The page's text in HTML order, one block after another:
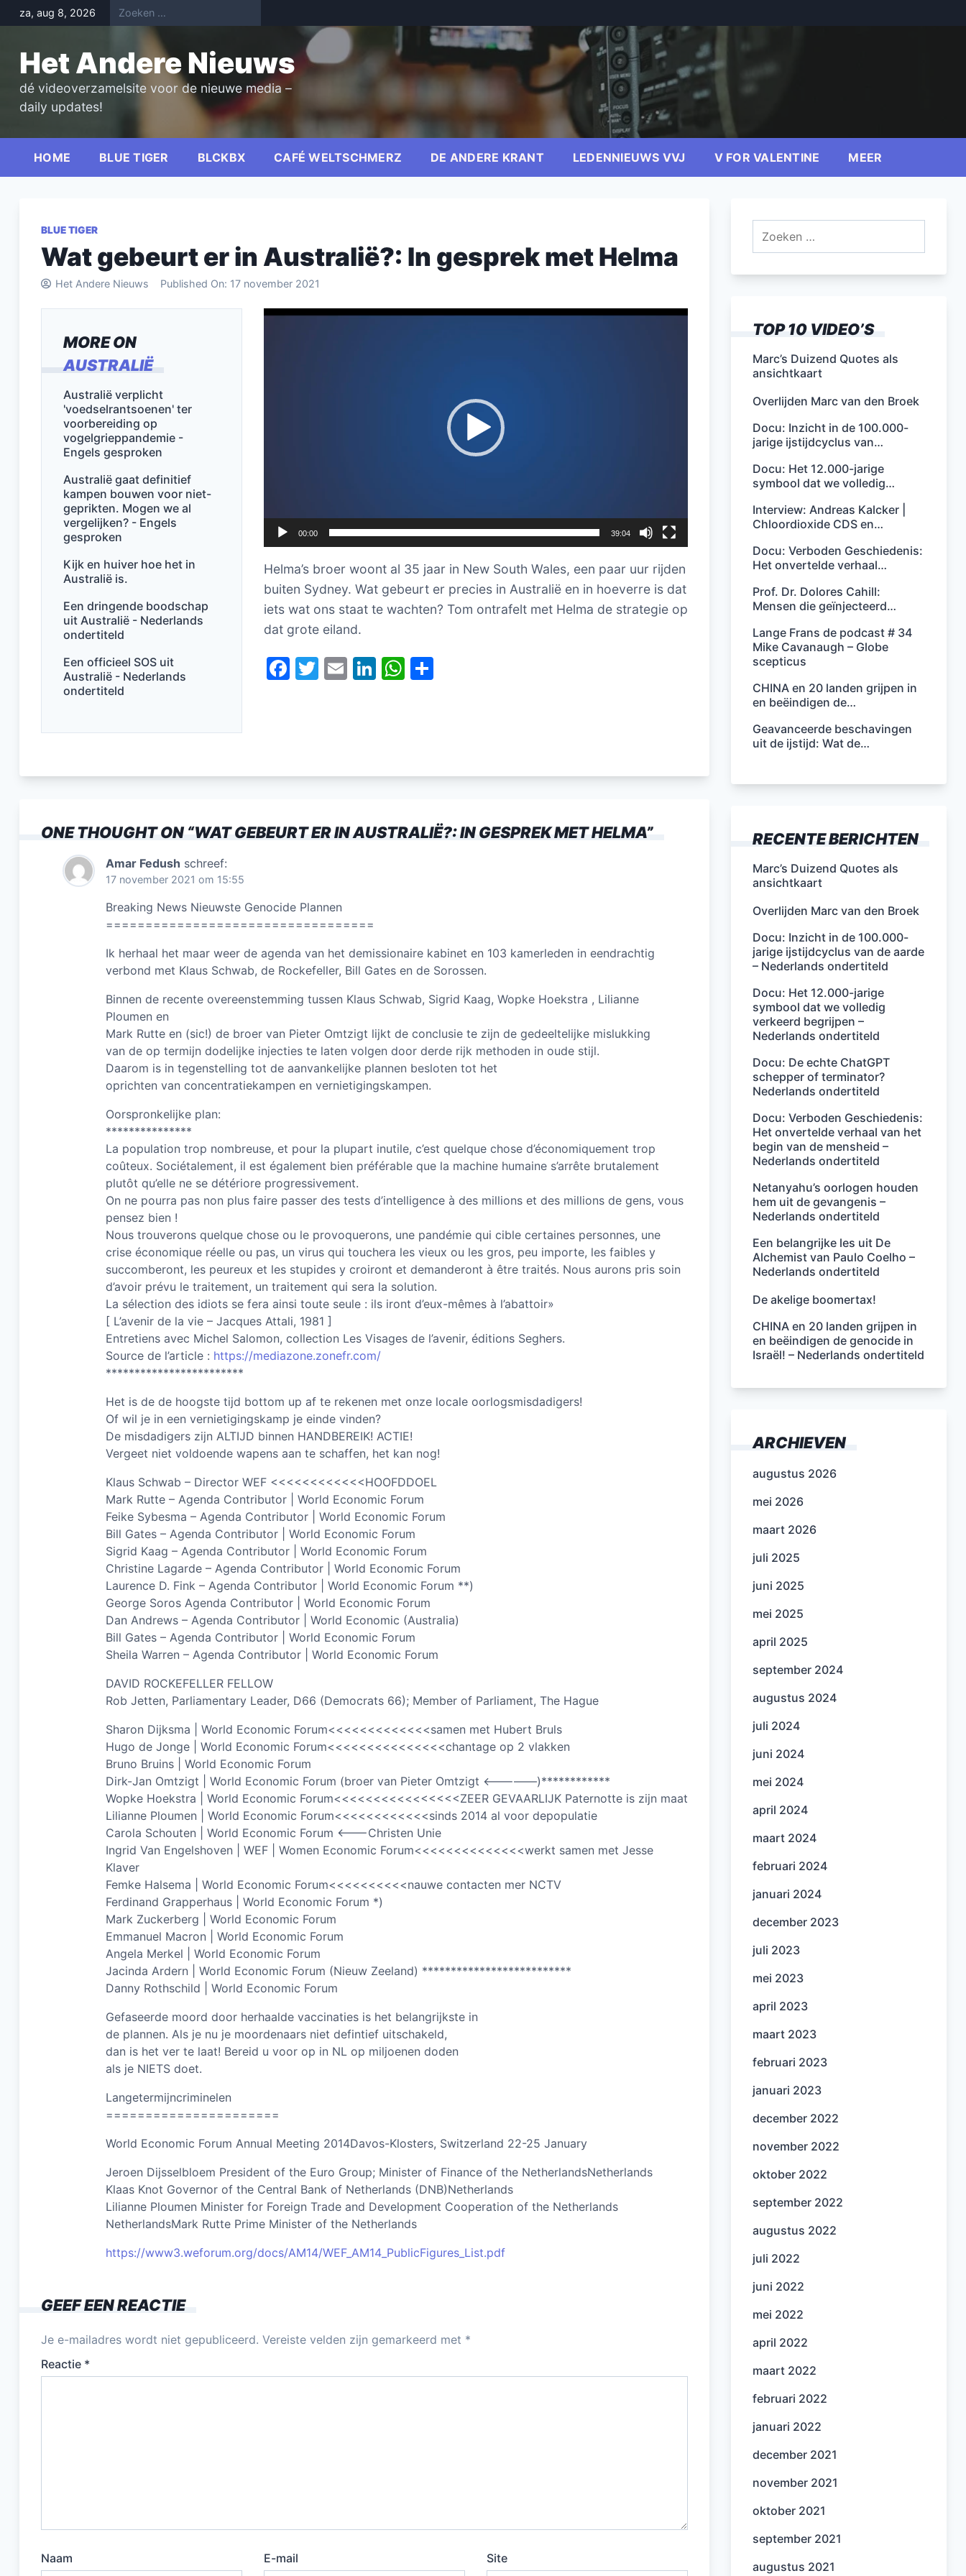
Skip
to
za, aug 8, 2026
Het Andere Nieuws
dé videoverzamelsite voor de nieuwe media –
daily updates!
HOME BLUE TIGER BLCKBX CAFÉ WELTSCHMERZ DE ANDERE KRANT LEDENNIEUWS VVJ V FOR VALENTINE MEER
BLUE TIGER
Wat gebeurt er in Australië?: In gesprek met Helma
Het Andere Nieuws Published On: 17 november 2021
MORE ON
AUSTRALIË
Australië verplicht
'voedselrantsoenen' ter
voorbereiding op
vogelgrieppandemie -
Engels gesproken
Australië gaat definitief
kampen bouwen voor niet-
geprikten. Mogen we al
vergelijken? - Engels
gesproken
Kijk en huiver hoe het in
Australië is.
Een dringende boodschap
uit Australië - Nederlands
ondertiteld
Een officieel SOS uit
Australië - Nederlands
ondertiteld
Videospeler
00:00 39:04
Helma’s broer woont al 35 jaar in New South Wales, een paar uur rijden
buiten Sydney. Wat gebeurt er precies in Australië en in hoeverre is dat
iets wat ons staat te wachten? Tom ontrafelt met Helma de strategie op
dat grote eiland.
F
o
k
T
E
Li
n
W
p
ONE THOUGHT ON “WAT GEBEURT ER IN AUSTRALIË?: IN GESPREK MET HELMA”
Amar Fedush schreef:
17 november 2021 om 15:55
Breaking News Nieuwste Genocide Plannen
==================================
Ik herhaal het maar weer de agenda van het demissionaire kabinet en 103 kamerleden in eendrachtig
verbond met Klaus Schwab, de Rockefeller, Bill Gates en de Sorossen.
Binnen de recente overeenstemming tussen Klaus Schwab, Sigrid Kaag, Wopke Hoekstra , Lilianne
Ploumen en
Mark Rutte en (sic!) de broer van Pieter Omtzigt lijkt de conclusie te zijn de gedeeltelijke mislukking
van de op termijn dodelijke injecties te laten volgen door derde rijk methoden in oude stijl.
Daarom is in tegenstelling tot de aanvankelijke plannen besloten tot het
oprichten van concentratiekampen en vernietigingskampen.
Oorspronkelijke plan:
***************
La population trop nombreuse, et pour la plupart inutile, c’est quelque chose d’économiquement trop
coûteux. Sociétalement, il est également bien préférable que la machine humaine s’arrête brutalement
plutôt qu’elle ne se détériore progressivement.
On ne pourra pas non plus faire passer des tests d’intelligence à des millions et des millions de gens, vous
pensez bien !
Nous trouverons quelque chose ou le provoquerons, une pandémie qui cible certaines personnes, une
crise économique réelle ou pas, un virus qui touchera les vieux ou les gros, peu importe, les faibles y
succomberont, les peureux et les stupides y croiront et demanderont à être traités. Nous aurons pris soin
d’avoir prévu le traitement, un traitement qui sera la solution.
La sélection des idiots se fera ainsi toute seule : ils iront d’eux-mêmes à l’abattoir»
[ L’avenir de la vie – Jacques Attali, 1981 ]
Entretiens avec Michel Salomon, collection Les Visages de l’avenir, éditions Seghers.
Source de l’article : https://mediazone.zonefr.com/
************************
Het is de de hoogste tijd bottom up af te rekenen met onze locale oorlogsmisdadigers!
Of wil je in een vernietigingskamp je einde vinden?
De misdadigers zijn ALTIJD binnen HANDBEREIK! ACTIE!
Vergeet niet voldoende wapens aan te schaffen, het kan nog!
Klaus Schwab – Director WEF <<<<<<<<<<<<HOOFDDOEL
Mark Rutte – Agenda Contributor | World Economic Forum
Feike Sybesma – Agenda Contributor | World Economic Forum
Bill Gates – Agenda Contributor | World Economic Forum
Sigrid Kaag – Agenda Contributor | World Economic Forum
Christine Lagarde – Agenda Contributor | World Economic Forum
Laurence D. Fink – Agenda Contributor | World Economic Forum **)
George Soros Agenda Contributor | World Economic Forum
Dan Andrews – Agenda Contributor | World Economic (Australia)
Bill Gates – Agenda Contributor | World Economic Forum
Sheila Warren – Agenda Contributor | World Economic Forum
DAVID ROCKEFELLER FELLOW
Rob Jetten, Parliamentary Leader, D66 (Democrats 66); Member of Parliament, The Hague
Sharon Dijksma | World Economic Forum<<<<<<<<<<<<<samen met Hubert Bruls
Hugo de Jonge | World Economic Forum<<<<<<<<<<<<<<<chantage op 2 vlakken
Bruno Bruins | World Economic Forum
Dirk-Jan Omtzigt | World Economic Forum (broer van Pieter Omtzigt <—————)************
Wopke Hoekstra | World Economic Forum<<<<<<<<<<<<<<<<ZEER GEVAARLIJK Paternotte is zijn maat
Lilianne Ploumen | World Economic Forum<<<<<<<<<<<<sinds 2014 al voor depopulatie
Carola Schouten | World Economic Forum <——-Christen Unie
Ingrid Van Engelshoven | WEF | Women Economic Forum<<<<<<<<<<<<<<werkt samen met Jesse
Klaver
Femke Halsema | World Economic Forum<<<<<<<<<<nauwe contacten mer NCTV
Ferdinand Grapperhaus | World Economic Forum *)
Mark Zuckerberg | World Economic Forum
Emmanuel Macron | World Economic Forum
Angela Merkel | World Economic Forum
Jacinda Ardern | World Economic Forum (Nieuw Zeeland) **************************
Danny Rothschild | World Economic Forum
Gefaseerde moord door herhaalde vaccinaties is het belangrijkste in
de plannen. Als je nu je moordenaars niet defintief uitschakeld,
dan is het ver te laat! Bereid u voor op in NL op miljoenen doden
als je NIETS doet.
Langetermijncriminelen
======================
World Economic Forum Annual Meeting 2014Davos-Klosters, Switzerland 22-25 January
Jeroen Dijsselbloem President of the Euro Group; Minister of Finance of the NetherlandsNetherlands
Klaas Knot Governor of the Central Bank of Netherlands (DNB)Netherlands
Lilianne Ploumen Minister for Foreign Trade and Development Cooperation of the Netherlands
NetherlandsMark Rutte Prime Minister of the Netherlands
https://www3.weforum.org/docs/AM14/WEF_AM14_PublicFigures_List.pdf
GEEF EEN REACTIE
Je e-mailadres wordt niet gepubliceerd. Vereiste velden zijn gemarkeerd met *
Reactie *
Naam E-mail Site
TOP 10 VIDEO’S
Marc’s Duizend Quotes als
ansichtkaart
Overlijden Marc van den Broek
Docu: Inzicht in de 100.000-
jarige ijstijdcyclus van…
Docu: Het 12.000-jarige
symbool dat we volledig…
Interview: Andreas Kalcker |
Chloordioxide CDS en…
Docu: Verboden Geschiedenis:
Het onvertelde verhaal…
Prof. Dr. Dolores Cahill:
Mensen die geïnjecteerd…
Lange Frans de podcast # 34
Mike Cavanaugh – Globe
scepticus
CHINA en 20 landen grijpen in
en beëindigen de…
Geavanceerde beschavingen
uit de ijstijd: Wat de…
RECENTE BERICHTEN
Marc’s Duizend Quotes als
ansichtkaart
Overlijden Marc van den Broek
Docu: Inzicht in de 100.000-
jarige ijstijdcyclus van de aarde
– Nederlands ondertiteld
Docu: Het 12.000-jarige
symbool dat we volledig
verkeerd begrijpen –
Nederlands ondertiteld
Docu: De echte ChatGPT
schepper of terminator?
Nederlands ondertiteld
Docu: Verboden Geschiedenis:
Het onvertelde verhaal van het
begin van de mensheid –
Nederlands ondertiteld
Netanyahu’s oorlogen houden
hem uit de gevangenis –
Nederlands ondertiteld
Een belangrijke les uit De
Alchemist van Paulo Coelho –
Nederlands ondertiteld
De akelige boomertax!
CHINA en 20 landen grijpen in
en beëindigen de genocide in
Israël! – Nederlands ondertiteld
ARCHIEVEN
augustus 2026
mei 2026
maart 2026
juli 2025
juni 2025
mei 2025
april 2025
september 2024
augustus 2024
juli 2024
juni 2024
mei 2024
april 2024
maart 2024
februari 2024
januari 2024
december 2023
juli 2023
mei 2023
april 2023
maart 2023
februari 2023
januari 2023
december 2022
november 2022
oktober 2022
september 2022
augustus 2022
juli 2022
juni 2022
mei 2022
april 2022
maart 2022
februari 2022
januari 2022
december 2021
november 2021
oktober 2021
september 2021
augustus 2021